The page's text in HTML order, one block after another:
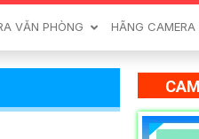
VĂN PHÒNG HÃNG CAMERA